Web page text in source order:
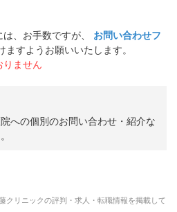
、お手数ですが、
お問い合わせフ
すようお願いいたします。
ません
への個別のお問い合わせ・紹介な
クリニックの評判・求人・転職情報を掲載して